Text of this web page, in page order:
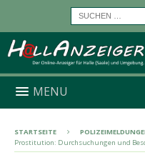
MENU
STARTSEITE
Prostitution: Durchsuchungen und